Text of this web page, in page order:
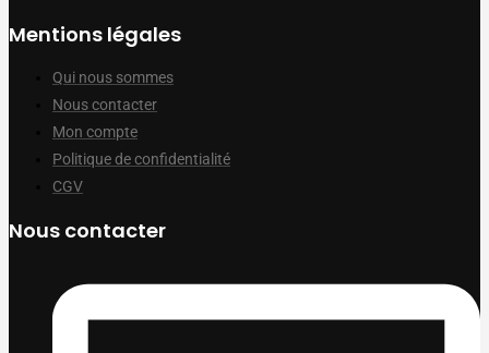
Mentions légales
Qui nous sommes
Nous contacter
Mon compte
Politique de confidentialité
CGV
Nous contacter